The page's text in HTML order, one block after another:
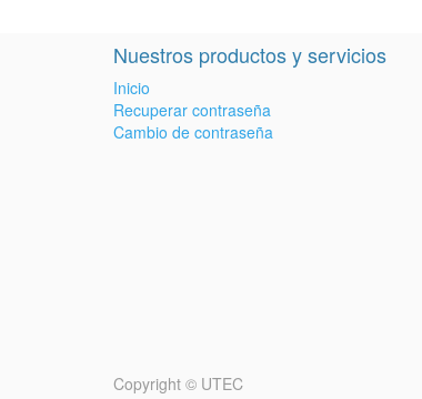
Nuestros productos y servicios
Inicio
Recuperar contraseña
Cambio de contraseña
Copyright © UTEC